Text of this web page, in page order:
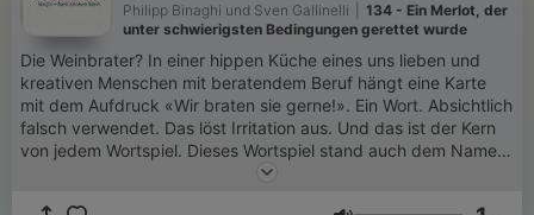
Philipp Binaghi und Sven Gallinelli
134 - Ein Merlot, der
unter schwierigsten Bedingungen gerettet wurde
Die Weinbrater? In einer hippen Küche eines uns lieben und
kreativen Menschen mit beratendem Beruf hängt eine Karte
mit dem Aufdruck «Wir braten sie gerne!». Ein Wort. Absichtlich
falsch verwendet. Das löst Irritation aus. Und das ist der Kern
von jedem Wortspiel. Dieses Wortspiel stand auch dem Namen
unseres Podcasts Pate: die Weinbrater. Wir sind Philipp Binaghi